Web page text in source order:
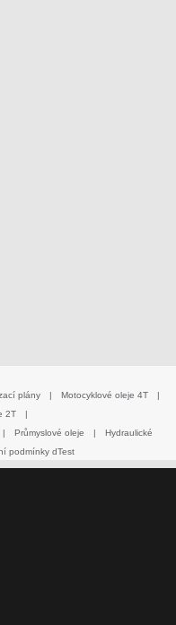
plány | Motocyklové oleje 4T
|
2T
|
| Průmyslové oleje |
Hydraulické
podmínky dTest